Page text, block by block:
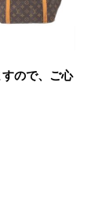
ので、ご心